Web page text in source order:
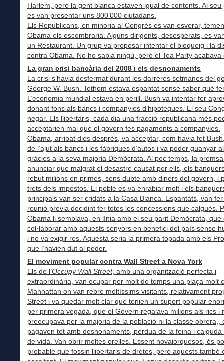
Harlem, però la gent blanca estaven igual de contents. Al seu
es van presentar uns 800’000 ciutadans.
Els Republicans, en minoria al Congrés es van esverar,
Obama els escombraria. Alguns dirigents, desesperats, es
un Restaurant. Un grup va proposar intentar el bloqueig i la
contra Obama. No ho sabia ningú, però el Tea Party acabava
La gran crisi bancària del 2008 i els desnonaments
La crisi s’havia desfermat durant les darreres setmanes del
George W. Bush. Tothom estava espantat sense saber què
L’economia mundial estava en perill. Bush va intentar fer
donant fons als bancs i companyies d’hipoteques. El seu
negar. Els llibertaris, cada dia una fracció republicana més
acceptarien mai que el govern fes pagaments a companyies.
Obama, arribat dies després, va acceptar, com havia fet
de l’ajut als bancs i les fàbriques d’autos i va poder guanyar
gràcies a la seva majoria Demòcrata. Al poc temps, la
anunciar que malgrat el desastre causat per ells, els
rebut milions en primes, sens dubte amb diners del govern, i
trets dels impostos. El poble es va enrabiar molt i els
principals van ser cridats a la Casa Blanca. Espantats, van
reunió prèvia decidint fer totes les concessions que calgués.
Obama li semblava, en línia amb el seu parit Demòcrata, que
col·laborar amb aquests senyors en benefici del país sense
i no va exigir res. Aquesta seria la primera topada amb els
que l’havien dut al poder.
El moviment popular contra Wall Street a Nova York
Els de l’Occupy Wall Street, amb una organització perfecta i
extraordinària, van ocupar per molt de temps una plaça molt
Manhattan on van rebre moltíssims visitants, relativament
Street i va quedar molt clar que tenien un suport popular
per primera vegada, que el Govern regalava milions als rics i
preocupava per la majoria de la població ni la classe obrera,,
pagaven tot amb desnonaments, pèrdua de la feina i caiguda
de vida. Van obrir moltes orelles. Essent novaiorquesos, és
probable que fossin llibertaris de dretes, però aquests també